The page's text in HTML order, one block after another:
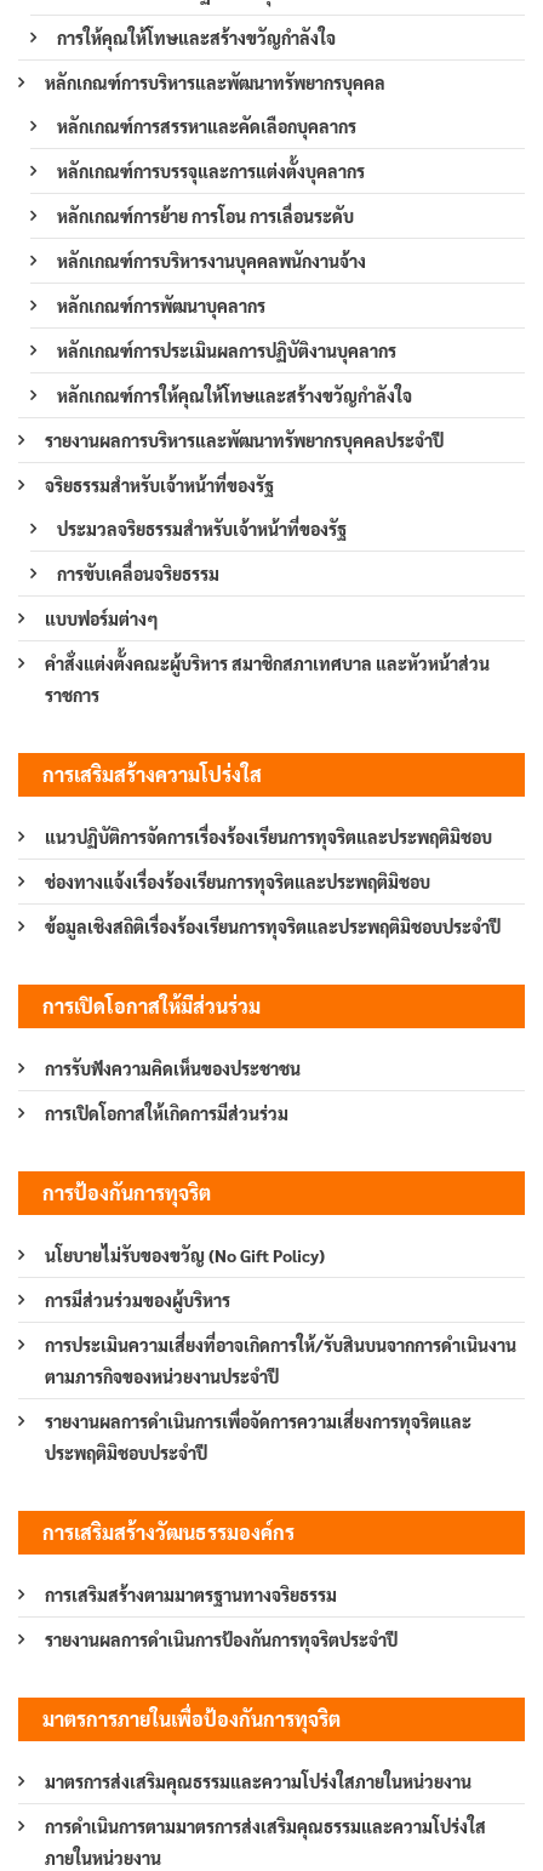
การให้คุณให้โทษและสร้างขวัญกำลังใจ
หลักเกณฑ์การบริหารและพัฒนาทรัพยากรบุคคล
หลักเกณฑ์การสรรหาและคัดเลือกบุคลากร
หลักเกณฑ์การบรรจุและการแต่งตั้งบุคลากร
หลักเกณฑ์การย้าย การโอน การเลื่อนระดับ
หลักเกณฑ์การบริหารงานบุคคลพนักงานจ้าง
หลักเกณฑ์การพัฒนาบุคลากร
หลักเกณฑ์การประเมินผลการปฏิบัติงานบุคลากร
หลักเกณฑ์การให้คุณให้โทษและสร้างขวัญกำลังใจ
รายงานผลการบริหารและพัฒนาทรัพยากรบุคคลประจำปี
จริยธรรมสำหรับเจ้าหน้าที่ของรัฐ
ประมวลจริยธรรมสำหรับเจ้าหน้าที่ของรัฐ
การขับเคลื่อนจริยธรรม
แบบฟอร์มต่างๆ
คำสั่งแต่งตั้งคณะผู้บริหาร สมาชิกสภาเทศบาล และหัวหน้าส่วน
ราชการ
การเสริมสร้างความโปร่งใส
แนวปฏิบัติการจัดการเรื่องร้องเรียนการทุจริตและประพฤติมิชอบ
ช่องทางแจ้งเรื่องร้องเรียนการทุจริตและประพฤติมิชอบ
ข้อมูลเชิงสถิติเรื่องร้องเรียนการทุจริตและประพฤติมิชอบประจำปี
การเปิดโอกาสให้มีส่วนร่วม
การรับฟังความคิดเห็นของประชาชน
การเปิดโอกาสให้เกิดการมีส่วนร่วม
การป้องกันการทุจริต
นโยบายไม่รับของขวัญ (No Gift Policy)
การมีส่วนร่วมของผู้บริหาร
การประเมินความเสี่ยงที่อาจเกิดการให้/รับสินบนจากการดำเนินงาน
ตามภารกิจของหน่วยงานประจำปี
รายงานผลการดำเนินการเพื่อจัดการความเสี่ยงการทุจริตและ
ประพฤติมิชอบประจำปี
การเสริมสร้างวัฒนธรรมองค์กร
การเสริมสร้างตามมาตรฐานทางจริยธรรม
รายงานผลการดำเนินการป้องกันการทุจริตประจำปี
มาตรการภายในเพื่อป้องกันการทุจริต
มาตรการส่งเสริมคุณธรรมและความโปร่งใสภายในหน่วยงาน
การดำเนินการตามมาตรการส่งเสริมคุณธรรมและความโปร่งใส
ภายในหน่วยงาน